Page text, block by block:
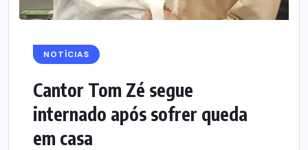
NOTÍCIAS
Cantor Tom Zé segue
internado após sofrer queda
em casa